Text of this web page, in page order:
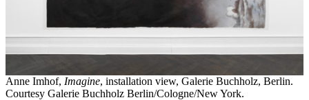
Anne Imhof, Imagine, installation view, Galerie Buchholz, Berlin.
Courtesy Galerie Buchholz Berlin/Cologne/New York.